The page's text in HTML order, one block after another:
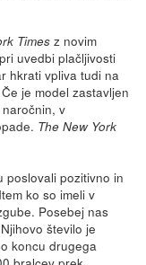
Timesz novim
uvedbi plačljivosti
hkrati vpliva tudi na
je model zastavljen
v
The New York
poslovali pozitivno in
ko so imeli v
Posebej nas
število je
koncu drugega